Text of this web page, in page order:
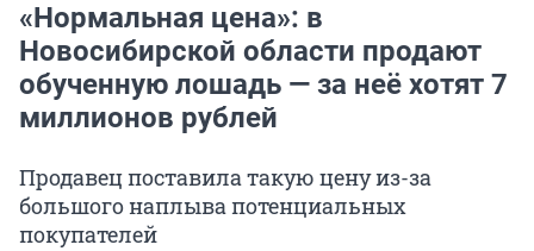
«Нормальная цена»: в
Новосибирской области продают
обученную лошадь — за неё хотят 7
миллионов рублей
Продавец поставила такую цену из-за
большого наплыва потенциальных
покупателей